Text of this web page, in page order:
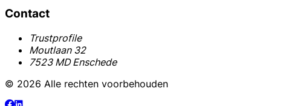
Contact
Trustprofile
Moutlaan 32
7523 MD Enschede
© 2026 Alle rechten voorbehouden